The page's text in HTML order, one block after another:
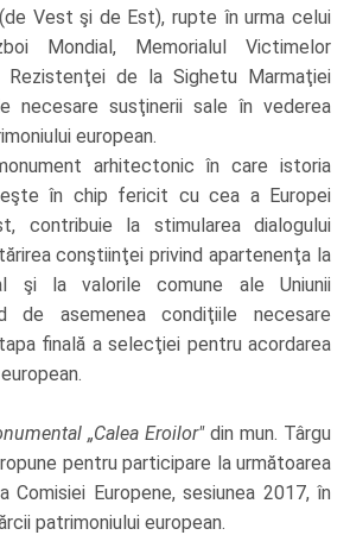
Vest şi de Est), rupte în urma celui
Mondial, Memorialul Victimelor
Rezistenţei de la Sighetu Marmaţiei
necesare susţinerii sale în vederea
european.
arhitectonic în care istoria
în chip fericit cu cea a Europei
contribuie la stimularea dialogului
conştiinţei privind apartenenţa la
şi la valorile comune ale Uniunii
de asemenea condiţiile necesare
finală a selecţiei pentru acordarea
„Calea Eroilor" din mun. Târgu
pentru participare la următoarea
Europene, sesiunea 2017, în
patrimoniului european.